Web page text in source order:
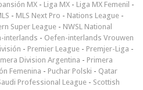
MX - Liga MX - Liga MX Femenil -
- MLS Next Pro - Nations League -
Super League - NWSL National
interlands - Oefen-interlands Vrouwen
- Premier League - Premjer-Liga -
Division Argentina - Primera
Femenina - Puchar Polski - Qatar
Professional League - Scottish